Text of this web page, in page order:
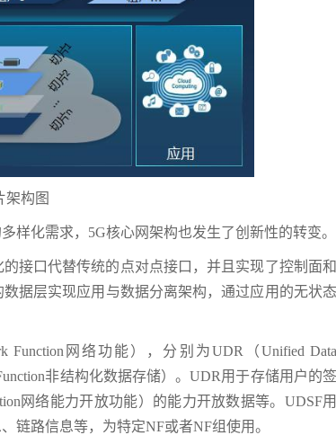
架构图
样化需求，5G核心网架构也发生了创新性的转变。
接口代替传统的点对点接口，并且实现了控制面和
据层实现应用与数据分离架构，通过应用的无状态
网络功能），分别为UDR（Unified Data
非结构化数据存储）。UDR用于存储用户的签
网络能力开放功能）的能力开放数据等。UDSF用
链路信息等，为特定NF或者NF组使用。